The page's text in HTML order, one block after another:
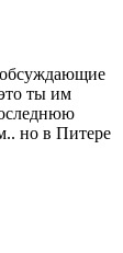
обсуждающие
ты им
но в Питере